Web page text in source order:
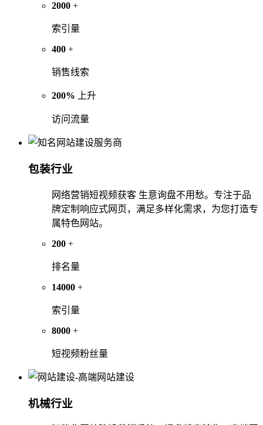
2000 +
索引量
400 +
销售线索
200% 上升
访问流量
包装行业
网络营销短视频获客 生意询盘不用愁。专注于品
牌定制响应式网页，满足多样化需求，为您打造专
属特色网站。
200 +
排名量
14000 +
索引量
8000 +
短视频粉丝量
机械行业